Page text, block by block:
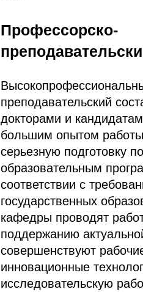
Профессорско-
преподавательский
докторами и
большим опытом
серьезную подготовку
образовательным
соответствии с
государственных
кафедры проводят
поддержанию
совершенствуют
инновационные
исследовательскую